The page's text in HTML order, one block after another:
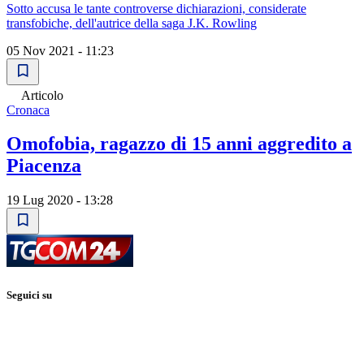
Sotto accusa le tante controverse dichiarazioni, considerate
transfobiche, dell'autrice della saga J.K. Rowling
05 Nov 2021 - 11:23
Articolo
Cronaca
Omofobia, ragazzo di 15 anni aggredito a
Piacenza
19 Lug 2020 - 13:28
Seguici su